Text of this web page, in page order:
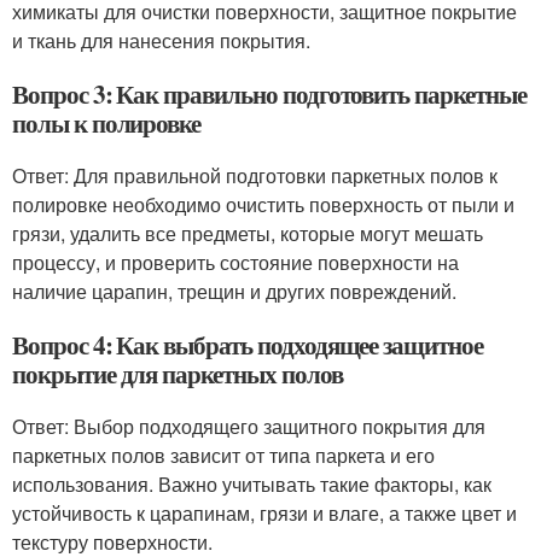
химикаты для очистки поверхности, защитное покрытие
и ткань для нанесения покрытия.
Вопрос 3: Как правильно подготовить паркетные
полы к полировке
Ответ: Для правильной подготовки паркетных полов к
полировке необходимо очистить поверхность от пыли и
грязи, удалить все предметы, которые могут мешать
процессу, и проверить состояние поверхности на
наличие царапин, трещин и других повреждений.
Вопрос 4: Как выбрать подходящее защитное
покрытие для паркетных полов
Ответ: Выбор подходящего защитного покрытия для
паркетных полов зависит от типа паркета и его
использования. Важно учитывать такие факторы, как
устойчивость к царапинам, грязи и влаге, а также цвет и
текстуру поверхности.